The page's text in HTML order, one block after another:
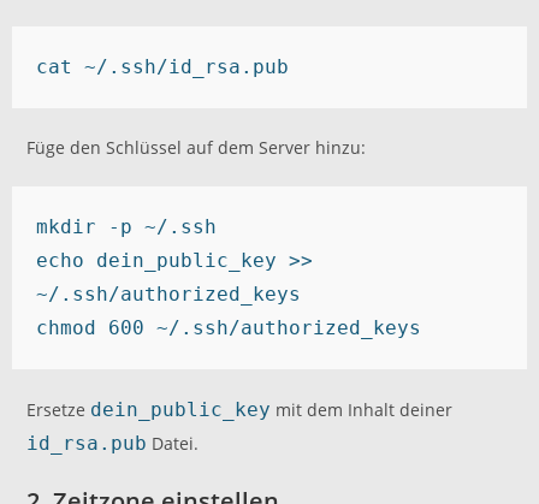
cat ~/.ssh/id_rsa.pub
Füge den Schlüssel auf dem Server hinzu:
mkdir -p ~/.ssh
echo dein_public_key >>
~/.ssh/authorized_keys
Ersetze dein_public_key mit dem Inhalt deiner
id_rsa.pub Datei.